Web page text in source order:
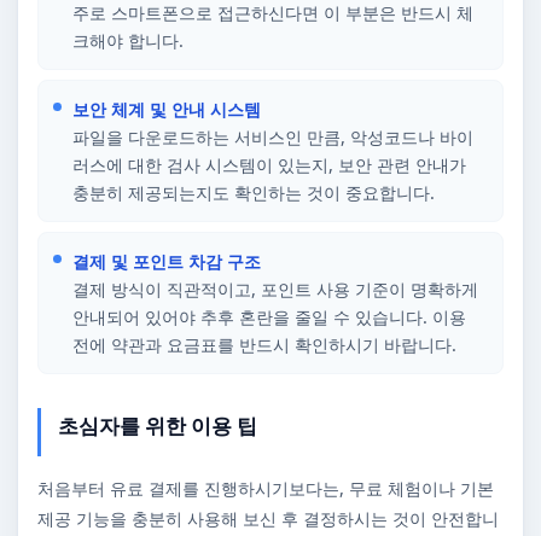
주로 스마트폰으로 접근하신다면 이 부분은 반드시 체
크해야 합니다.
보안 체계 및 안내 시스템
파일을 다운로드하는 서비스인 만큼, 악성코드나 바이
러스에 대한 검사 시스템이 있는지, 보안 관련 안내가
충분히 제공되는지도 확인하는 것이 중요합니다.
결제 및 포인트 차감 구조
결제 방식이 직관적이고, 포인트 사용 기준이 명확하게
안내되어 있어야 추후 혼란을 줄일 수 있습니다. 이용
전에 약관과 요금표를 반드시 확인하시기 바랍니다.
초심자를 위한 이용 팁
처음부터 유료 결제를 진행하시기보다는, 무료 체험이나 기본
제공 기능을 충분히 사용해 보신 후 결정하시는 것이 안전합니